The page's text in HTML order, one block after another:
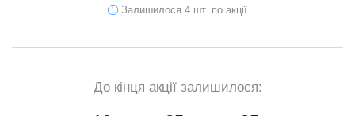
Залишилося 4 шт. по акції
До кінця акції залишилося: